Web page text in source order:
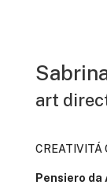
art
CREATIVITÁ
Pensiero